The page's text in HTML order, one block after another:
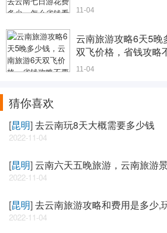
11-04
云南旅游攻略6天5晚
双飞价格，省钱攻略
11-04
猜你喜欢
[昆明]去云南玩8天大概需要多少钱
2022-11-04
[昆明]云南六天五晚旅游，云南旅游
2022-11-04
[昆明]去云南旅游攻略和费用是多少,
2022-11-04